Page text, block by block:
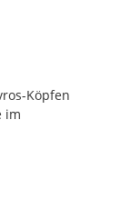
Köpfen
im